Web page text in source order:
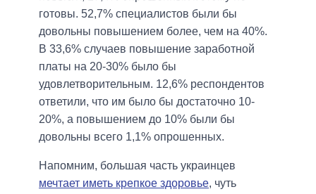
готовы. 52,7% специалистов были бы
довольны повышением более, чем на 40%.
В 33,6% случаев повышение заработной
платы на 20-30% было бы
удовлетворительным. 12,6% респондентов
ответили, что им было бы достаточно 10-
20%, а повышением до 10% были бы
довольны всего 1,1% опрошенных.
Напомним, большая часть украинцев
мечтает иметь крепкое здоровье, чуть